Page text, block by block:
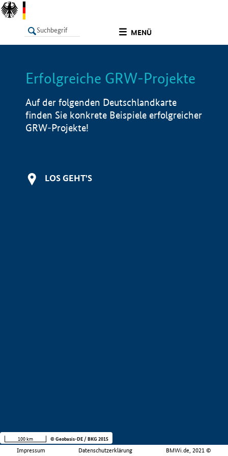
MENÜ
LISTE Info
Erfolgreiche GRW-Projekte
Auf der folgenden Deutschlandkarte
finden Sie konkrete Beispiele erfolgreicher
GRW-Projekte!
LOS GEHT'S
Impressum Datenschutzerklärung BMWi.de, 2021 ©
100 km © Geobasis-DE / BKG 2015